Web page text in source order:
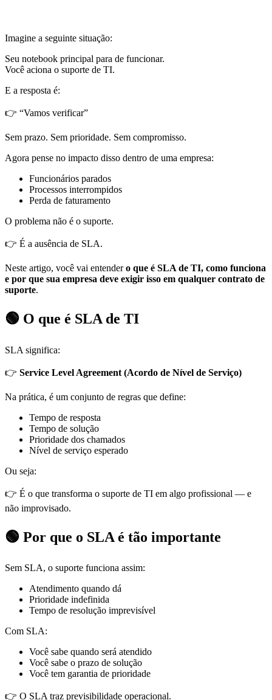
Imagine a seguinte situação:
Seu notebook principal para de funcionar.
Você aciona o suporte de TI.
E a resposta é:
👉 “Vamos verificar”
Sem prazo. Sem prioridade. Sem compromisso.
Agora pense no impacto disso dentro de uma empresa:
Funcionários parados
Processos interrompidos
Perda de faturamento
O problema não é o suporte.
👉 É a ausência de SLA.
Neste artigo, você vai entendero que é SLA de TI, como funciona
e por que sua empresa deve exigir isso em qualquer contrato de
suporte.
🟢 O que é SLA de TI
SLA significa:
👉 Service Level Agreement (Acordo de Nível de Serviço)
Na prática, é um conjunto de regras que define:
Tempo de resposta
Tempo de solução
Prioridade dos chamados
Nível de serviço esperado
Ou seja:
👉 É o que transforma o suporte de TI em algo profissional — e
não improvisado.
🟢 Por que o SLA é tão importante
Sem SLA, o suporte funciona assim:
Atendimento quando dá
Prioridade indefinida
Tempo de resolução imprevisível
Com SLA:
Você sabe quando será atendido
Você sabe o prazo de solução
Você tem garantia de prioridade
👉 O SLA traz previsibilidade operacional.